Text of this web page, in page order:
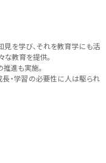
を学び、それを教育学にも活
な教育を提供。
進も実施。
長・学習の必要性に人は駆られ